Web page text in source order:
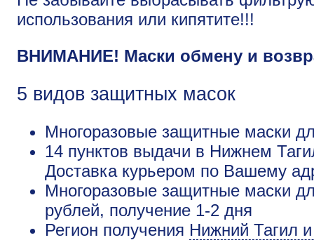
использования или кипятите!!!
ВНИМАНИЕ! Маски обмену и
5 видов защитных масок
Многоразовые защитные маски
14 пунктов выдачи в Нижнем
Доставка курьером по Вашему
Многоразовые защитные маски
рублей, получение 1-2 дня
Регион получения Нижний Тагил